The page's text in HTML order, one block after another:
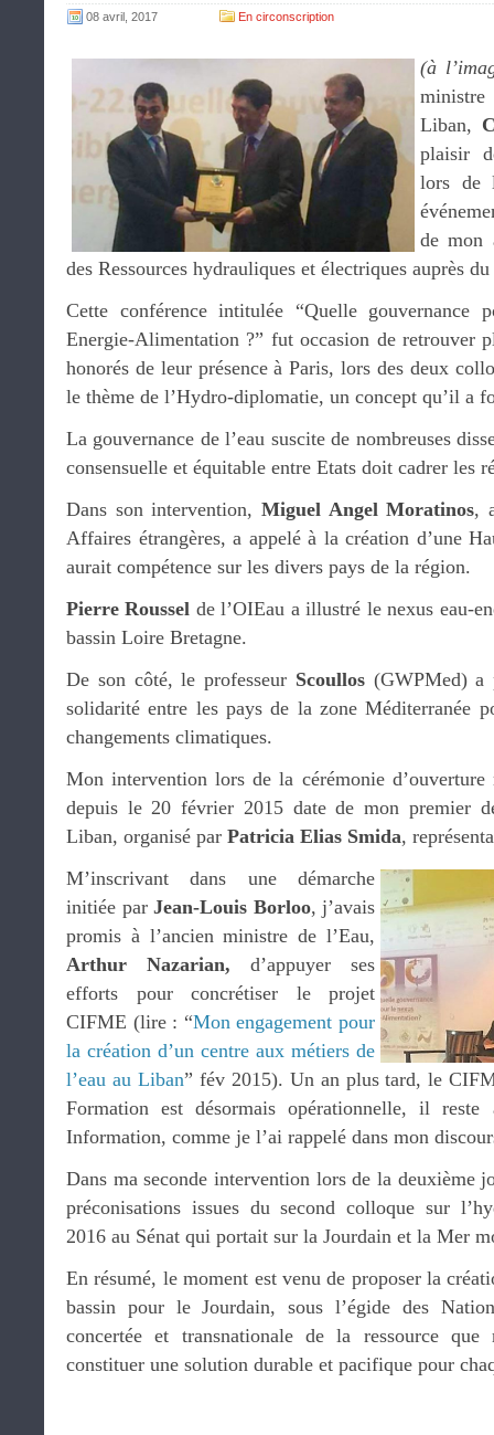
08 avril, 2017 En circonscription
(à
ministre
Liban,
plaisir
lors de
de
des Ressources hydrauliques et électriques auprès
Cette conférence intitulée “Quelle gouvernance
Energie-Alimentation ?” fut occasion de retrouver
honorés de leur présence à Paris, lors des deux
le thème de l’Hydro-diplomatie, un concept qu’il a
La gouvernance de l’eau suscite de nombreuses
consensuelle et équitable entre Etats doit cadrer les
Dans son intervention, Miguel Angel Moratinos,
Affaires étrangères, a appelé à la création d’une
aurait compétence sur les divers pays de la région.
Pierre Roussel de l’OIEau a illustré le nexus eau-
bassin Loire Bretagne.
De son côté, le professeur Scoullos(GWPMed) a
solidarité entre les pays de la zone Méditerranée
changements climatiques.
Mon intervention lors de la cérémonie
depuis le 20 février 2015 date de mon premier
Liban, organisé par Patricia Elias Smida,
M’inscrivant dans une démarche
initiée par Jean-Louis Borloo, j’avais
promis à l’ancien ministre de l’Eau,
Arthur Nazarian, d’appuyer ses
efforts pour concrétiser le projet
CIFME (lire : “Mon engagement pour
la création d’un centre aux métiers de
l’eau au Liban” fév 2015). Un an plus tard, le
Formation est désormais opérationnelle, il
Information, comme je l’ai rappelé dans mon
Dans ma seconde intervention lors de la deuxième
préconisations issues du second colloque sur
2016 au Sénat qui portait sur la Jourdain et la Mer
En résumé, le moment est venu de proposer la
bassin pour le Jourdain, sous l’égide des
concertée et transnationale de la ressource que
constituer une solution durable et pacifique pour